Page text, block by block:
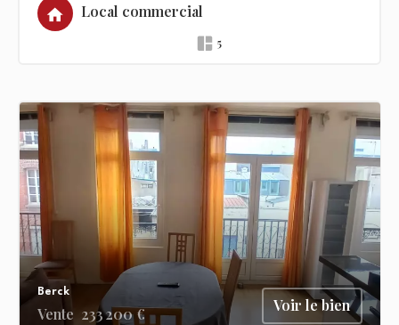
Local commercial
5
Berck
Vente 233 200 € Voir le bien